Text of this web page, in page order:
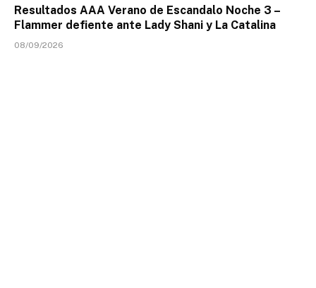
Resultados AAA Verano de Escandalo Noche 3 –
Flammer defiente ante Lady Shani y La Catalina
08/09/2026